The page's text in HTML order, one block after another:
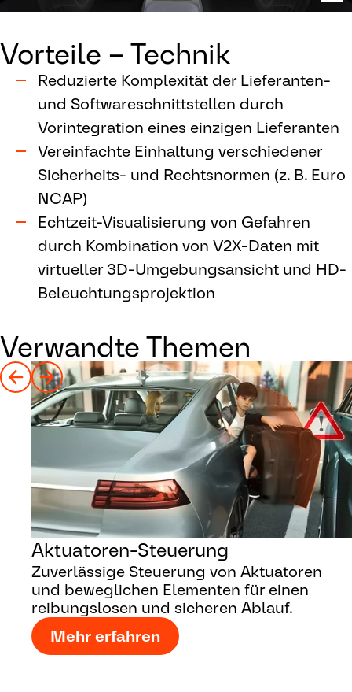
Vorteile – Technik
Reduzierte Komplexität der Lieferanten-
und Softwareschnittstellen durch
Vorintegration eines einzigen Lieferanten
Vereinfachte Einhaltung verschiedener
Sicherheits- und Rechtsnormen (z. B. Euro
NCAP)
Echtzeit-Visualisierung von Gefahren
durch Kombination von V2X-Daten mit
virtueller 3D-Umgebungsansicht und HD-
Beleuchtungsprojektion
Verwandte Themen
Aktuatoren-Steuerung
Zuverlässige Steuerung von Aktuatoren
und beweglichen Elementen für einen
reibungslosen und sicheren Ablauf.
Mehr erfahren